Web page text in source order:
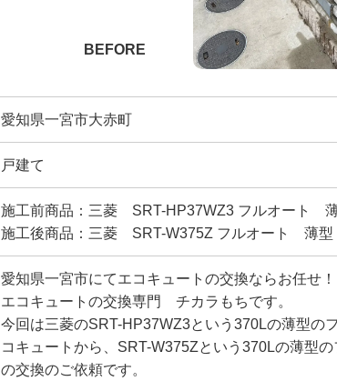
愛知県一宮市大赤町
戸建て
施工前商品：三菱 SRT-HP37WZ3 フルオート
施工後商品：三菱 SRT-W375Z フルオート 薄
愛知県一宮市にてエコキュートの交換ならお任せ！
エコキュートの交換専門 チカラもちです。
今回は三菱のSRT-HP37WZ3という370Lの薄型の
コキュートから、SRT-W375Zという370Lの薄型
の交換のご依頼です。